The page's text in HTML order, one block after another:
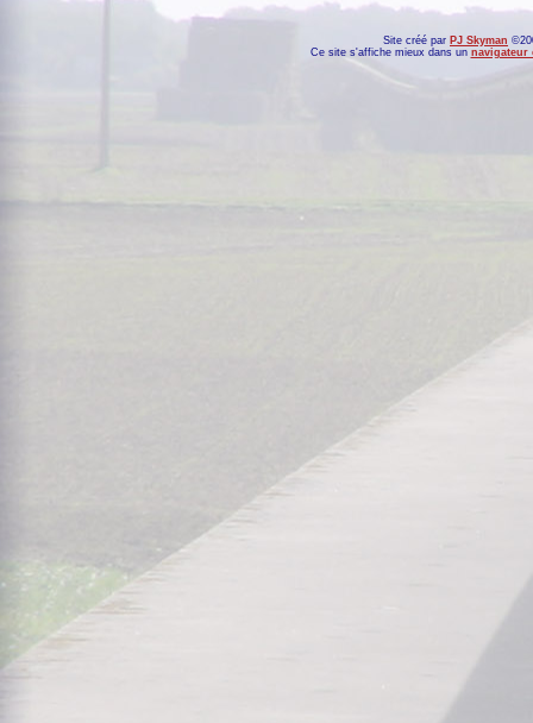
Site créé par PJ Skyman
Ce site s'affiche mieux dans un navigateur